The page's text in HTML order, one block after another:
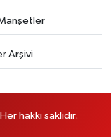
Arşivi
hakkı saklıdır.